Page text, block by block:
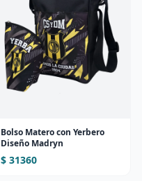
Bolso Matero con Yerbero
Diseño Madryn
$ 31360